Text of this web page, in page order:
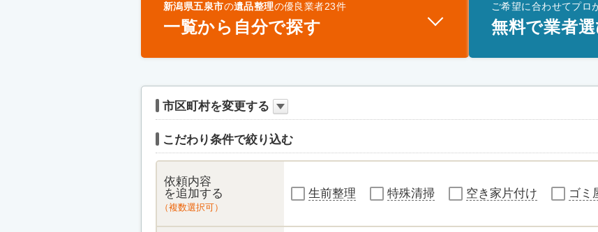
新潟県五泉市の遺品整理の優良業者23件
一覧から自分で探す
ご希望に合わせてプロ
無料で業者
市区町村を変更する
こだわり条件で絞り込む
依頼内容
を追加する
（複数選択可）
生前整理 特殊清掃 空き家片付け ゴミ